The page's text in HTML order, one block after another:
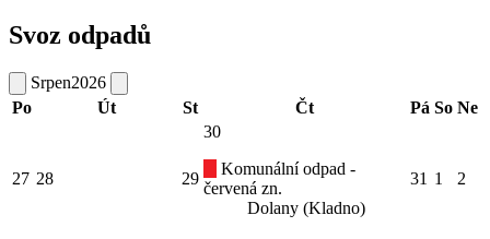
Svoz odpadů
Srpen2026
Po
Út St Čt Pá So Ne
27 28 29
30
Komunální odpad -
červená zn.
Dolany (Kladno)
31 1 2